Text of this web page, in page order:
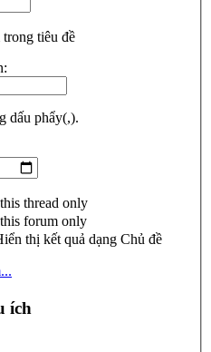
tiêu đề
dấu phẩy(,).
thread only
forum only
thị kết quả dạng Chủ đề
ích